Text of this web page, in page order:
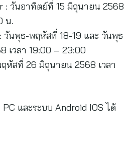
: วันอาทิตย์ที่ 15 มิถุนายน 2568
น.
วันพุธ-พฤหัสที่ 18-19 และ วันพุธ
เวลา 19:00 – 23:00
หัสที่ 26 มิถุนายน 2568 เวลา
และระบบ Android IOS ได้